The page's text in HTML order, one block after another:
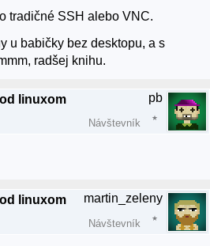
tradičné SSH alebo VNC.
u babičky bez desktopu, a s
radšej knihu.
linuxom pb
Návštevník
linuxom martin_zeleny
Návštevník